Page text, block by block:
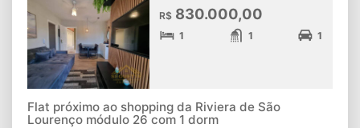
R$ 830.000,00
1 1 1
Flat próximo ao shopping da Riviera de São
Lourenço módulo 26 com 1 dorm